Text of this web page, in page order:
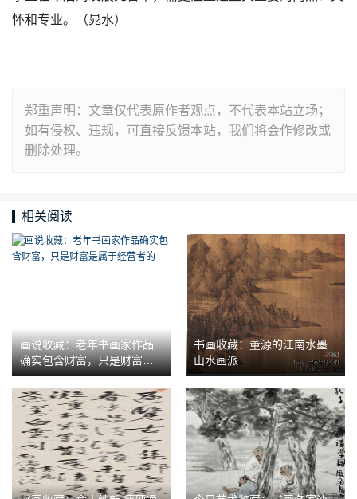
怀和专业。（晁水）
郑重声明：文章仅代表原作者观点，不代表本站立场；
如有侵权、违规，可直接反馈本站，我们将会作修改或
删除处理。
相关阅读
画说收藏：老年书画家作品
确实包含财富，只是财富是
属于经营者的
书画收藏：董源的江南水墨
山水画派